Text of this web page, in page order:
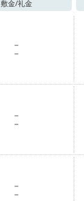
敷金/礼金
－
－
－
－
－
－